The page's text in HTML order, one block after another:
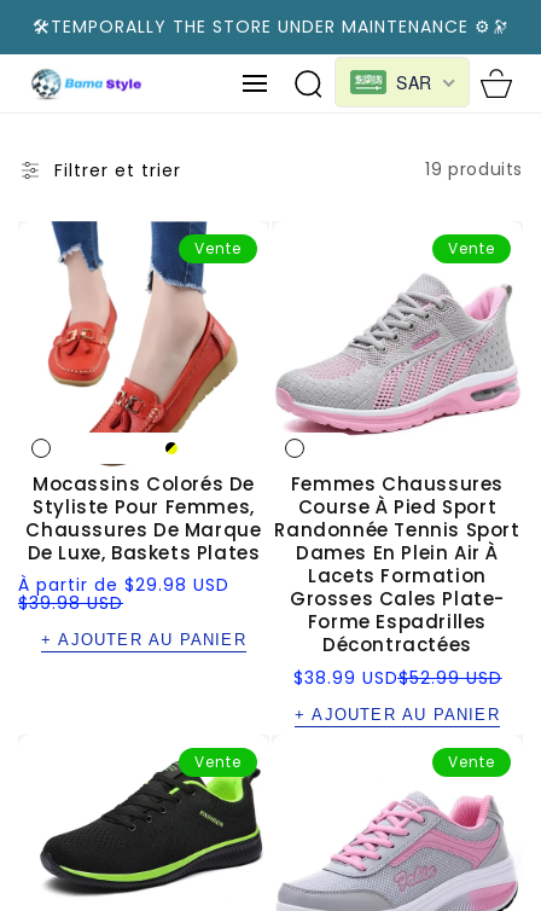
AU
CONTENU
🛠️TEMPORALLY THE STORE UNDER MAINTENANCE ⚙️🔭
SAR Panier
Filtrer et trier 19 produits
Vente
Mocassins Colorés De
Styliste Pour Femmes,
Chaussures De Marque
De Luxe, Baskets Plates
Prix
soldé
À partir de $29.98 USD
Prix
régulier
$39.98 USD
+ AJOUTER AU PANIER
Vente
Femmes Chaussures
Course À Pied Sport
Randonnée Tennis Sport
Dames En Plein Air À
Lacets Formation
Grosses Cales Plate-
Forme Espadrilles
Décontractées
Prix
$38.99 USD
Prix $52.99 USD
+ AJOUTER AU PANIER
Vente Vente